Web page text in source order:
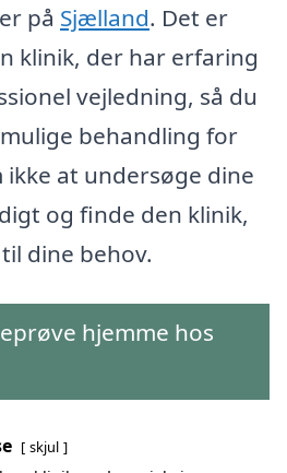
på Sjælland. Det er
klinik, der har erfaring
vejledning, så du
behandling for
ikke at undersøge dine
og finde den klinik,
dine behov.
hjemme hos
skjul